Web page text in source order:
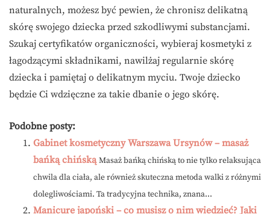
naturalnych, możesz być pewien, że chronisz delikatną
skórę swojego dziecka przed szkodliwymi substancjami.
Szukaj certyfikatów organiczności, wybieraj kosmetyki z
łagodzącymi składnikami, nawilżaj regularnie skórę
dziecka i pamiętaj o delikatnym myciu. Twoje dziecko
będzie Ci wdzięczne za takie dbanie o jego skórę.
Podobne posty:
Gabinet kosmetyczny Warszawa Ursynów – masaż
bańką chińską Masaż bańką chińską to nie tylko relaksująca
chwila dla ciała, ale również skuteczna metoda walki z różnymi
dolegliwościami. Ta tradycyjna technika, znana...
Manicure japoński – co musisz o nim wiedzieć? Jaki